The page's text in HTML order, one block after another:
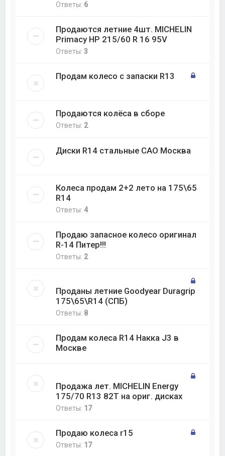
Ответы: 6
Продаются летние 4шт. MICHELIN
Primacy HP 215/60 R 16 95V
Ответы:3
Продам колесо с запаски R13
Продаются колёса в сборе
Ответы: 2
Диски R14 стальные САО Москва
Колеса продам 2+2 лето на 175\65
R14
Ответы:4
Продаю запасное колесо оригинал
R-14 Питер!!!
Ответы: 2
Проданы летние Goodyear Duragrip
175\65\R14 (СПБ)
Ответы: 8
Продам колеса R14 Накка J3 в
Москве
Продажа лет. MICHELIN Energy
175/70 R13 82Т на ориг. дисках
Ответы: 17
Продаю колеса r15
Ответы: 17